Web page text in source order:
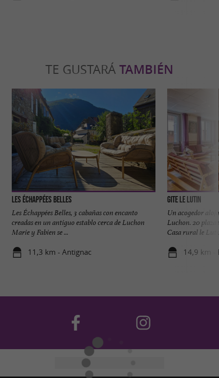
TE GUSTARÁ TAMBIÉN
Les Échappées Belles
Les Échappées Belles, 3 cabañas con encanto
creadas en un antiguo establo cerca de Luchon
Marie y Fabien se ...
11,3 km - Antignac
Gite le Lutin
Un acogedor
Luchon. 20
Casa rural le
14,9 km -